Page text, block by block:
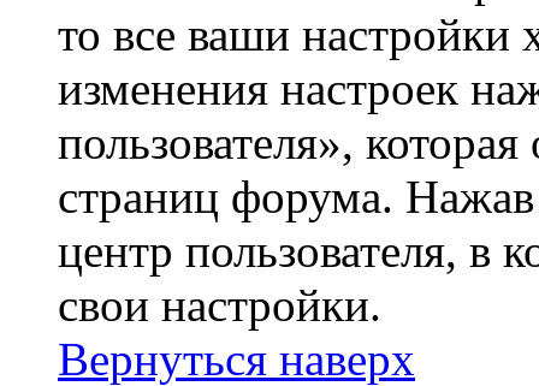
то все ваши настройки
изменения настроек
пользователя»,
страниц форума.
центр пользователя, в
свои настройки.
Вернуться наверх